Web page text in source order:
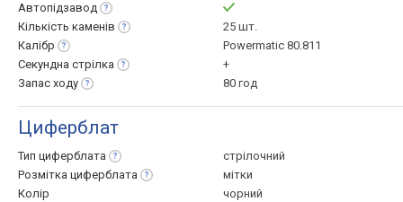
Автопідзавод
Кількість каменів
25 шт.
Калібр
Powermatic 80.811
Секундна стрілка
+
Запас ходу 80 год
Циферблат
Тип циферблата
стрілочний
Розмітка циферблата
мітки
Колір
чорний